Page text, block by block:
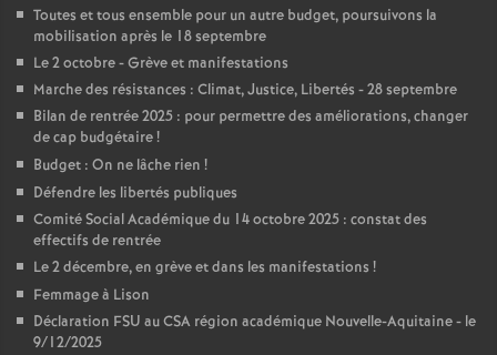
Toutes et tous ensemble pour un autre budget, poursuivons la
mobilisation après le 18 septembre
Le 2 octobre - Grève et manifestations
Marche des résistances : Climat, Justice, Libertés - 28 septembre
Bilan de rentrée 2025 : pour permettre des améliorations, changer
de cap budgétaire!
Budget : On ne lâche rien !
Défendre les libertés publiques
Comité Social Académique du 14 octobre 2025 : constat des
effectifs de rentrée
Le 2 décembre, en grève et dans les manifestations !
Femmage à Lison
Déclaration FSU au CSA région académique Nouvelle-Aquitaine - le
9/12/2025